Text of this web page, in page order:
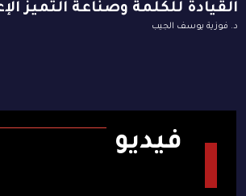
القيادة للكلمة وصناعة التميز
د. فوزية يوسف الجيب
فيديو